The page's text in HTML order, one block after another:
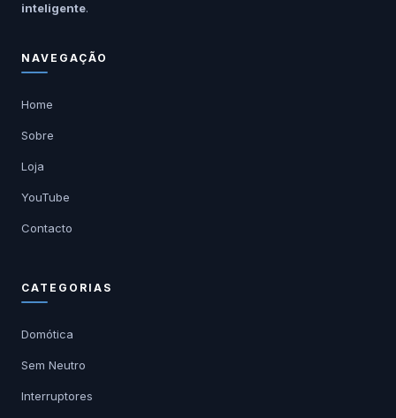
inteligente.
NAVEGAÇÃO
Home
Sobre
Loja
YouTube
Contacto
CATEGORIAS
Domótica
Sem Neutro
Interruptores